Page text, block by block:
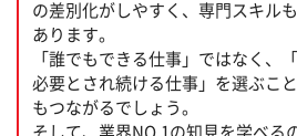
の差別化がしやすく、専門スキル
あります。
「誰でもできる仕事」ではなく、
必要とされ続ける仕事」を選ぶこ
もつながるでしょう。
そして、業界NO.1の知見を学べる